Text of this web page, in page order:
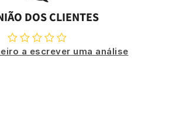
DOS CLIENTES
a escrever uma análise